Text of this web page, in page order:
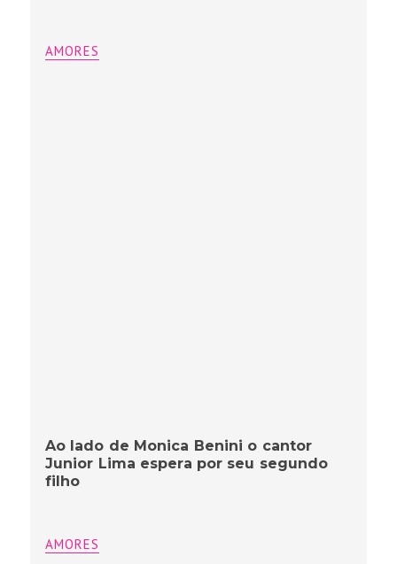
AMORES
Ao lado de Monica Benini o cantor
Junior Lima espera por seu segundo
filho
AMORES